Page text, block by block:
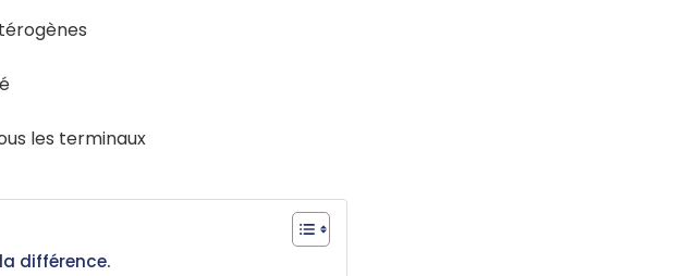
les terminaux
différence.